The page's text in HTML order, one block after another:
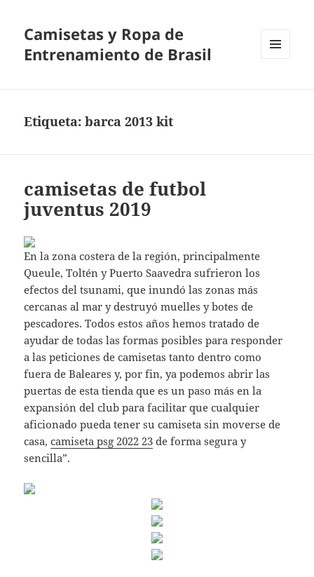
Camisetas y Ropa de
Entrenamiento de Brasil
Etiqueta:barca 2013 kit
camisetas de futbol
juventus 2019
En la zona costera de la región, principalmente
Queule, Toltén y Puerto Saavedra sufrieron los
efectos del tsunami, que inundó las zonas más
cercanas al mar y destruyó muelles y botes de
pescadores. Todos estos años hemos tratado de
ayudar de todas las formas posibles para responder
a las peticiones de camisetas tanto dentro como
fuera de Baleares y, por fin, ya podemos abrir las
puertas de esta tienda que es un paso más en la
expansión del club para facilitar que cualquier
aficionado pueda tener su camiseta sin moverse de
casa,camiseta psg 2022 23 de forma segura y
sencilla”.